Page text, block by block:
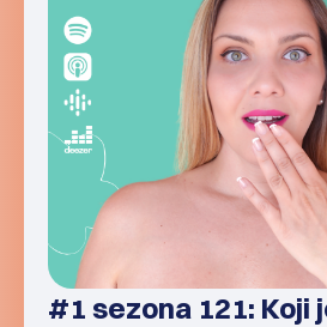
#1 sezona 121: Koji